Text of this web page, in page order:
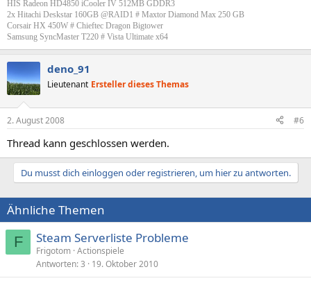
HIS Radeon HD4850 iCooler IV 512MB GDDR3
2x Hitachi Deskstar 160GB @RAID1 # Maxtor Diamond Max 250 GB
Corsair HX 450W # Chieftec Dragon Bigtower
Samsung SyncMaster T220 # Vista Ultimate x64​
deno_91
Lieutenant Ersteller dieses Themas
2. August 2008 #6
Thread kann geschlossen werden.
Du musst dich einloggen oder registrieren, um hier zu antworten.
Ähnliche Themen
F Steam Serverliste Probleme
Frigotom Actionspiele
Antworten 3 19. Oktober 2010